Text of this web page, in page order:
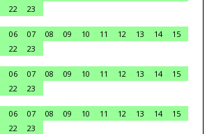
22
23
06 07 08 09 10 11 12 13 14
15
22
23
06 07 08 09 10 11 12 13 14
15
22
23
06 07 08 09 10 11 12 13 14
15
22
23